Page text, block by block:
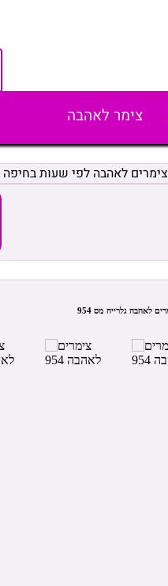
צימר לאהבה
צימרים לאהבה לפי שעות בחיפה